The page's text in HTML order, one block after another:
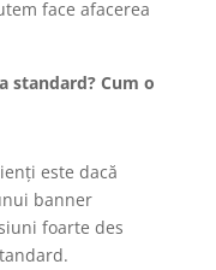
face afacerea
standard? Cum o
este dacă
banner
foarte des